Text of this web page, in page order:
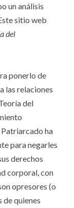
un análisis
sitio web
del
ponerlo de
las relaciones
del
ha
para negarles
derechos
corporal, con
opresores (o
de quienes